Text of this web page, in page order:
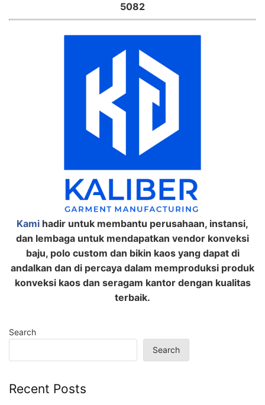
5082
Kami hadir untuk membantu perusahaan, instansi,
dan lembaga untuk mendapatkan vendor konveksi
baju, polo custom dan bikin kaos yang dapat di
andalkan dan di percaya dalam memproduksi produk
konveksi kaos dan seragam kantor dengan kualitas
terbaik.
Search
Search
Recent Posts